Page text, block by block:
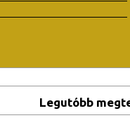
Legutóbb